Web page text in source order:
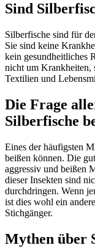
Sind
Silberfische sind für
Sie sind keine
kein gesundheitliches
nicht um Krankheiten,
Textilien und
Die Frage
Silberfische
Eines der häufigsten
beißen können. Die
aggressiv und beißen
dieser Insekten sind
durchdringen. Wenn
ist dies wohl ein
Stichgänger.
Mythen über